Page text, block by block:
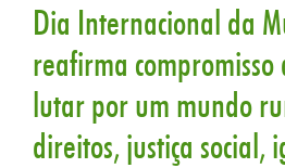
Dia Internacional da
reafirma
lutar por um mundo
direitos, justiça social,